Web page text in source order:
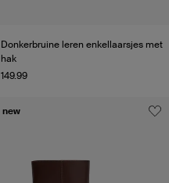
Donkerbruine leren enkellaarsjes met
hak
149.99
new